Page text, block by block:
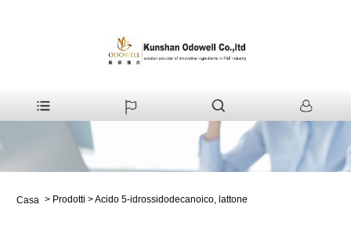
Casa > Prodotti >Acido 5-idrossidodecanoico, lattone